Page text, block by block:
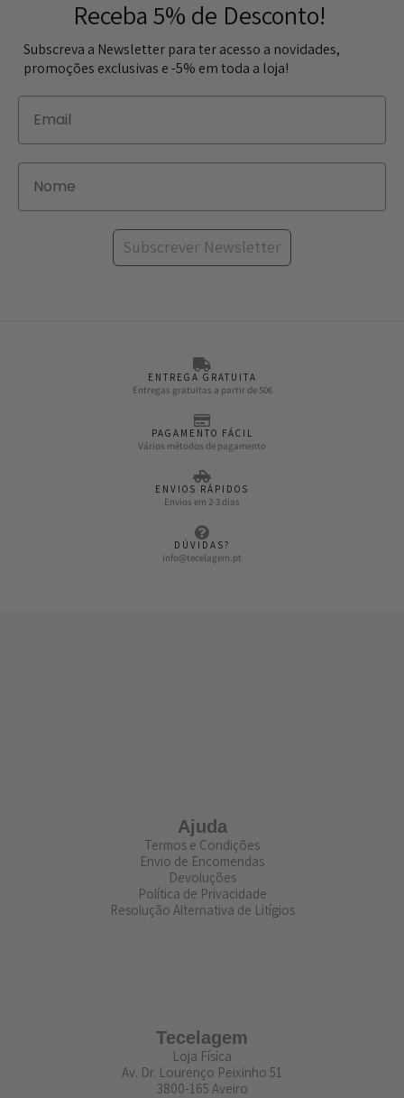
Receba 5% de Desconto!
Subscreva a Newsletter para ter acesso a novidades,
promoções exclusivas e -5% em toda a loja!
Subscrever Newsletter
ENTREGA GRATUITA
Entregas gratuitas a partir de 50€
PAGAMENTO FÁCIL
Vários métodos de pagamento
ENVIOS RÁPIDOS
Envios em 2-3 dias
DÚVIDAS?
info@tecelagem.pt
Ajuda
Termos e Condições
Envio de Encomendas
Devoluções
Política de Privacidade
Resolução Alternativa de Litígios
Tecelagem
Loja Física
Av. Dr. Lourenço Peixinho 51
3800-165 Aveiro